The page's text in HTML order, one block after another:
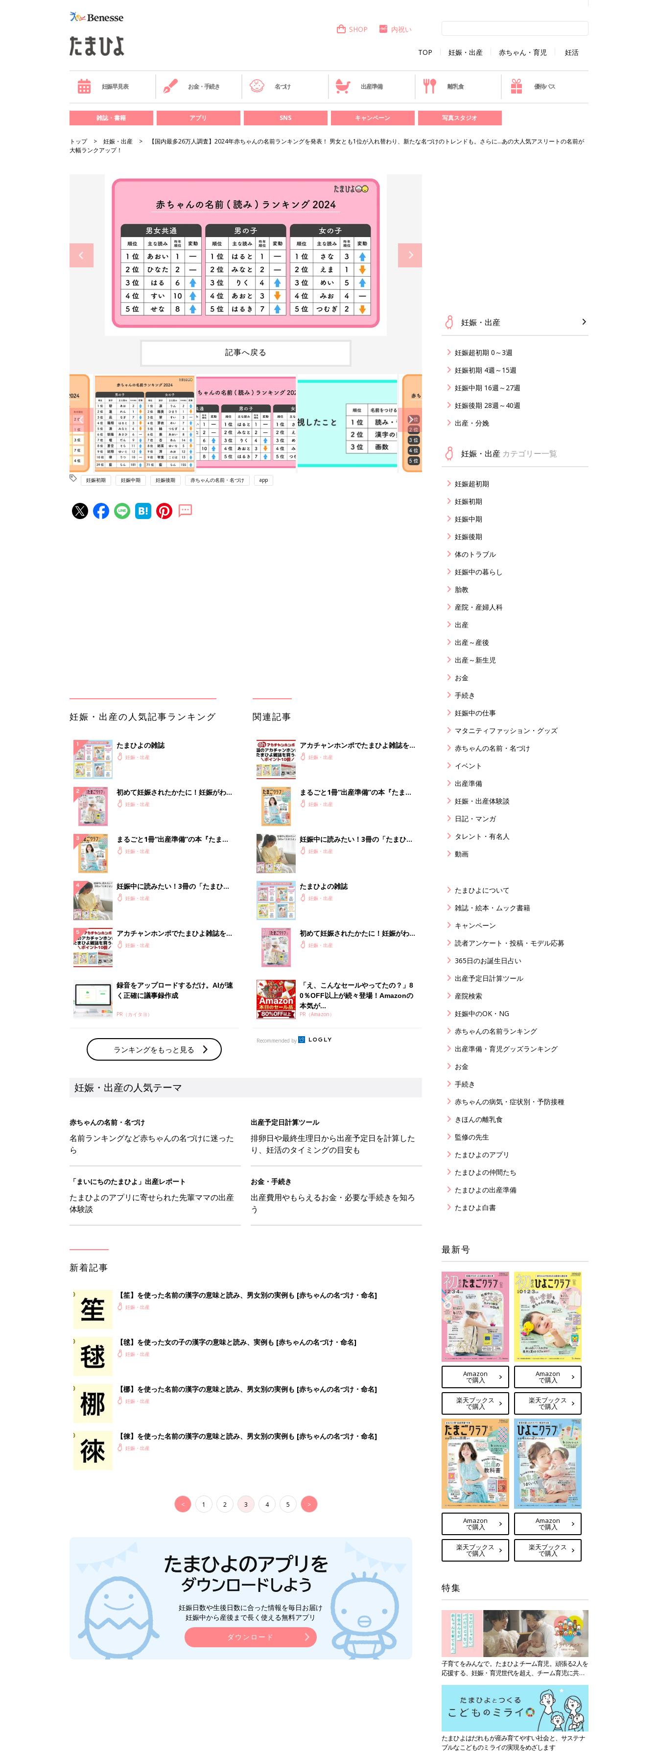
TOP 妊娠・出産 赤ちゃん・育児 妊活
SHOP 内祝い
妊娠早見表 お金・手続き 名づけ 出産準備 離乳食 優待パス
雑誌・書籍 アプリ SNS キャンペーン 写真スタジオ
トップ 妊娠・出産
【国内最多26万人調査】2024年赤ちゃんの名前ランキングを発表！ 男女とも1位が入れ替わり、新たな名づけのトレンドも。さらに…あの大人気アスリートの名前が
大幅ランクアップ！
記事へ戻る
妊娠初期 妊娠中期 妊娠後期 赤ちゃんの名前・名づけ app
夫婦で予習する 出産の教科書
妊娠中に読みたい！3冊の「たまひ
く正確に議事録作成
PR（カイタヨ）
ランキングをもっと見る
クラブ 夏号』
0％OFF以上が続々登場！Amazonの
本気が...
PR（Amazon）
妊娠・出産の人気テーマ
赤ちゃんの名前・名づけ
ら
出産予定日計算ツール
り、妊活のタイミングの目安も
「まいにちのたまひよ」出産レポート
たまひよのアプリに寄せられた先輩ママの出産
体験談
お金・手続き
出産費用やもらえるお金・必要な手続きを知ろ
【笙】を使った名前の漢字の意味と読み、男女別の実例も [赤ちゃんの名づけ・命名]
【毬】を使った女の子の漢字の意味と読み、実例も [赤ちゃんの名づけ・命名]
妊娠・出産
【梛】を使った名前の漢字の意味と読み、男女別の実例も [赤ちゃんの名づけ・命名]
< 1 2 3 4 5 >
妊娠・出産
妊娠超初期 0～3週
妊娠初期 4週～15週
妊娠中期 16週～27週
妊娠後期 28週～40週
出産・分娩
妊娠・出産 カテゴリー一覧
妊娠超初期
妊娠初期
妊娠中期
妊娠後期
体のトラブル
妊娠中の暮らし
胎教
産院・産婦人科
出産
出産～産後
出産～新生児
お金
手続き
妊娠中の仕事
マタニティファッション・グッズ
赤ちゃんの名前・名づけ
イベント
出産準備
妊娠・出産体験談
日記・マンガ
タレント・有名人
動画
たまひよについて
雑誌・絵本・ムック書籍
キャンペーン
読者アンケート・投稿・モデル応募
365日のお誕生日占い
出産予定日計算ツール
産院検索
妊娠中のOK・NG
赤ちゃんの名前ランキング
出産準備・育児グッズランキング
お金
手続き
赤ちゃんの病気・症状別・予防接種
きほんの離乳食
監修の先生
たまひよのアプリ
たまひよの仲間たち
たまひよの出産準備
たまひよ白書
最新号
Amazon
で購入
楽天ブックス
で購入
Amazon
で購入
楽天ブックス
で購入
Amazon
で購入
楽天ブックス
で購入
Amazon
で購入
楽天ブックス
で購入
特集
子育てをみんなで。たまひよチーム育児。頑張る2人を
応援する、妊娠・育児世代を超え、チーム育児に共感
たまひよはだれもが産み育てやすい社会と、サステナ
ブルなこどものミライの実現をめざします